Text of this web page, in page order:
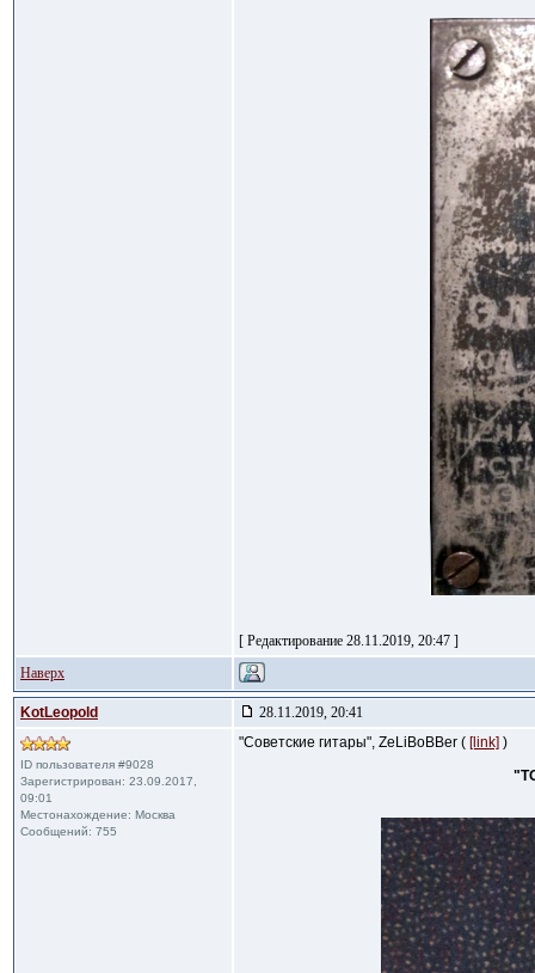
[ Редактирование 28.11.2019, 20:47 ]
Наверх
KotLeopold 28.11.2019, 20:41
ID пользователя #9028
Зарегистрирован: 23.09.2017,
09:01
Местонахождение: Москва
Сообщений: 755
"Советские гитары", ZeLiBoBBer ( [link] )